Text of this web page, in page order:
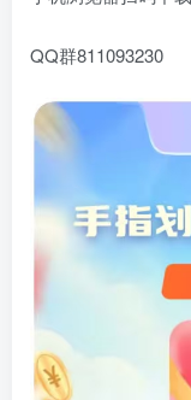
QQ群811093230